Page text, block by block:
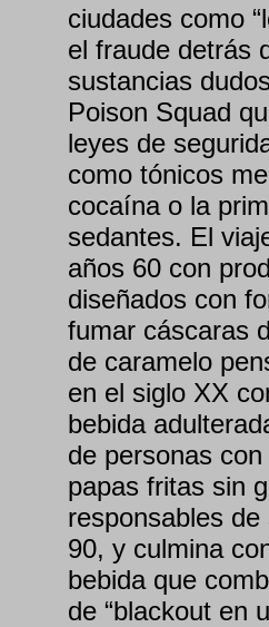
ciudades como
el fraude detrás
sustancias
Poison Squad
leyes de
como tónicos
cocaína o la
sedantes. El
años 60 con
diseñados con
fumar cáscaras
de caramelo
en el siglo XX
bebida
de personas
papas fritas sin
responsables
90, y culmina
bebida que
de “blackout en